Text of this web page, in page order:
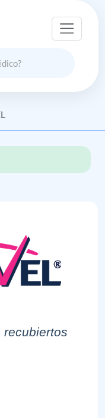
recubiertos